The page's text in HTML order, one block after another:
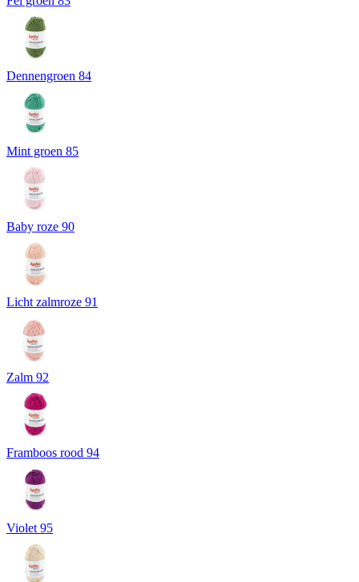
Dennengroen 84
Mint groen 85
Baby roze 90
Licht zalmroze 91
Zalm 92
Framboos rood 94
Violet 95